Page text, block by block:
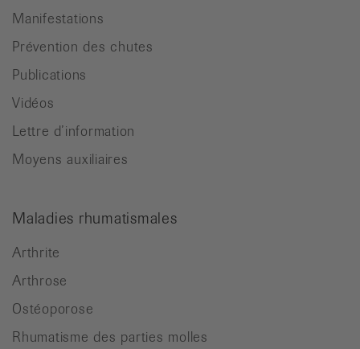
Manifestations
Prévention des chutes
Publications
Vidéos
Lettre d’information
Moyens auxiliaires
Maladies rhumatismales
Arthrite
Arthrose
Ostéoporose
Rhumatisme des parties molles